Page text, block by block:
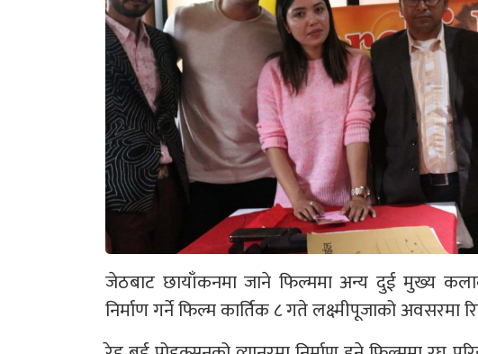
जेठबाट छायाँकनमा जाने फिल्ममा अन्य दुई मुख्य
निर्माण गर्ने फिल्म कार्तिक ८ गते लक्ष्मीपूजाको अवसरमा